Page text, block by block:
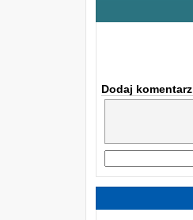
Dodaj komentarz